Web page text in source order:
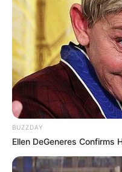
BUZZDAY
Ellen DeGeneres Confirms